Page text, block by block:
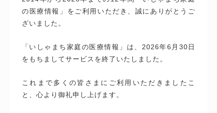
の医療情報」をご利用いただき、誠にありがとうご
ざいました。
「いしゃまち家庭の医療情報」は、2026年6月30日
をもちましてサービスを終了いたしました。
これまで多くの皆さまにご利用いただきましたこ
と、心より御礼申し上げます。